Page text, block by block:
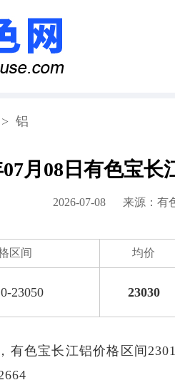
> 铝
07月08日有色宝
2026-07-08 来源： 有
区间 均价
23050 23030
有色宝长江铝价格区间